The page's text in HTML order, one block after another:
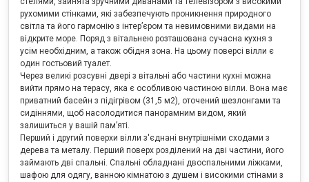
рухомими стінками, які забезпечують проникнення природного
світла та його гармонію з інтер’єром та невимовними видами на
відкрите море. Поряд з вітальнею розташована сучасна кухня з
усім необхідним, а також обідня зона. На цьому поверсі вілли є
один гостьовий туалет.
Через великі розсувні двері з вітальні або частини кухні можна
вийти прямо на терасу, яка є особливою частиною вілли. Вона має
приватний басейн з підігрівом (31,5 м2), оточений шезлонгами та
сидіннями, щоб насолодитися панорамним видом, який
залишиться у вашій пам’яті.
Перший і другий поверхи вілли з'єднані внутрішніми сходами з
дерева та металу. Перший поверх розділений на дві частини, його
займають дві спальні. Спальні обладнані двоспальними ліжками,
шафою для одягу, ванною кімнатою з душем і високими стінами з